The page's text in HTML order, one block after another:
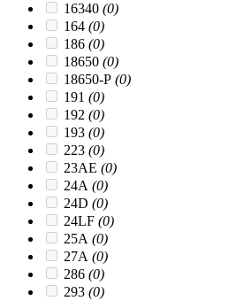
16340 (0)
164 (0)
186 (0)
18650 (0)
18650-P (0)
191 (0)
192 (0)
193 (0)
223 (0)
23AЕ (0)
24A (0)
24D (0)
24LF (0)
25A (0)
27A (0)
286 (0)
293 (0)